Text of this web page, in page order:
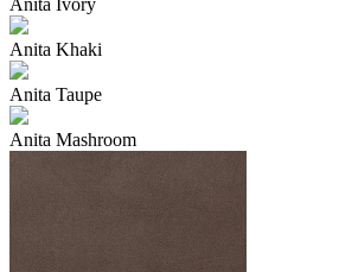
Anita Khaki
Anita Taupe
Anita Mashroom